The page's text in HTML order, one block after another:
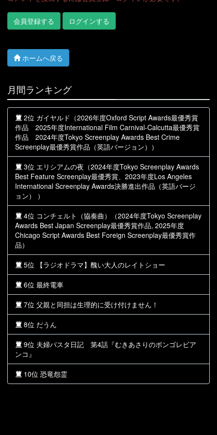
会員登録する ログインする
ホームへ戻る
月間ランキング
2位 ガイヤルド（2026年度Oxford Script Awards最優秀賞
作品 2025年度International Film Carnival-Calcutta最優秀賞
作品 2024年度Tokyo Screenplay Awards Best Crime
Screenplay最優秀賞作品（英語バージョン））
3位 エリシアムの夜（2024年度Tokyo Screenplay Awards
Best Feature Screenplay最優秀賞、2023年度Los Angeles
International Screenplay Awards決勝進出作品（英語バージ
ョン） ）
4位 コンチェルト（協奏曲）（2024年度Tokyo Screenplay
Awards Best Japan Screenplay最優秀賞作品, 2025年度
Chicago Script Awards Best Foreign Screenplay最優秀賞作
品）
5位 【ラジオドラマ】醜い大人のレイトショー
6位 最終電車
7位 父親と同担は生理的に受け付けません！
8位 だうん
9位 夫婦パスタ日記 第4話『むきあさりのボンゴレビア
ンコ』
10位 恐竜怨霊